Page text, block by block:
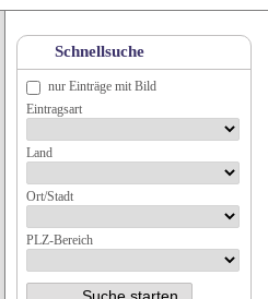
Schnellsuche
nur Einträge mit Bild
Eintragsart
Land
Ort/Stadt
PLZ-Bereich